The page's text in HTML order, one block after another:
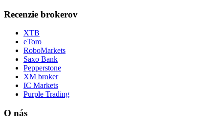
Recenzie brokerov
XTB
eToro
RoboMarkets
Saxo Bank
Pepperstone
XM broker
IC Markets
Purple Trading
O nás